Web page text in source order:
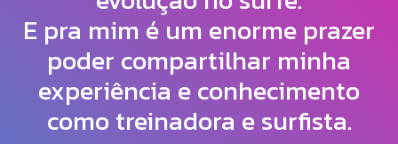
E pra mim é um enorme prazer
poder compartilhar minha
experiência e conhecimento
como treinadora e surfista.